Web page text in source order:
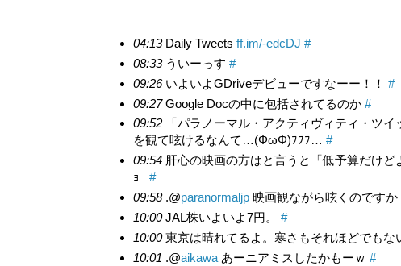
04:13Daily Tweets ff.im/-edcDJ #
08:33ういーっす #
09:26いよいよGDriveデビューですなーー！！ #
09:27Google Docの中に包括されてるのか #
09:52「パラノーマル・アクティヴィティ・ツ
を観て呟けるなんて…(ΦωΦ)ﾌﾌﾌ… #
09:54肝心の映画の方はと言うと「低予算だけど
ｮｰ #
09:58.@paranormaljp映画観ながら呟くのですか
10:00JAL株いよいよ7円。 #
10:00東京は晴れてるよ。寒さもそれほどでもな
10:01 .@aikawaあーニアミスしたかもーｗ #